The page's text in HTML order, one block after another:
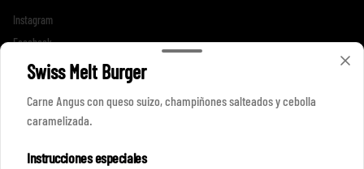
Instagram
Facebook
Mi cuenta
Pedir
Swiss Melt Burger
Carne Angus con queso suizo, champiñones salteados y cebolla
caramelizada.
Instrucciones especiales